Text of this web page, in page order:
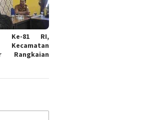
Ke-81 RI,
Rangkaian